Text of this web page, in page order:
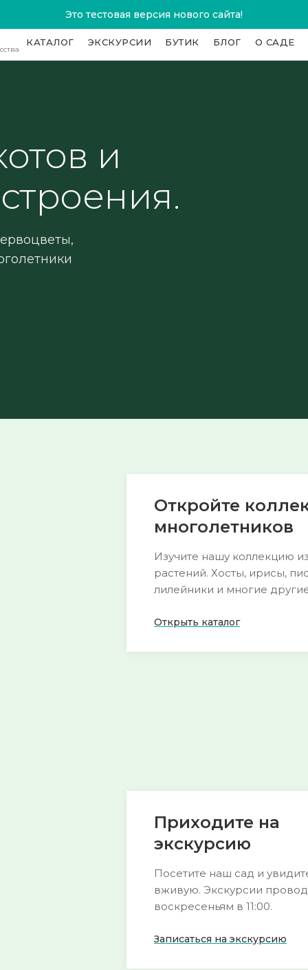
Это тестовая версия нового сайта!
КАТАЛОГ ЭКСКУРСИИ БУТИК БЛОГ О САДЕ
и
Откройте
многолетников
Изучите нашу коллекцию
растений. Хосты, ирисы,
лилейники и многие
Открыть каталог
Приходите на
экскурсию
Посетите наш сад и
вживую. Экскурсии
воскресеньям в 11:00.
Записаться на экскурсию